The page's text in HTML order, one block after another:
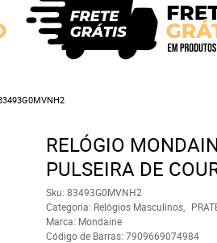
RELÓGIO
PULSEIRA DE
Sku: 83493G0MVNH2
Categoria: Relógios Masculinos
Marca: Mondaine
Código de Barras: 7909669074984